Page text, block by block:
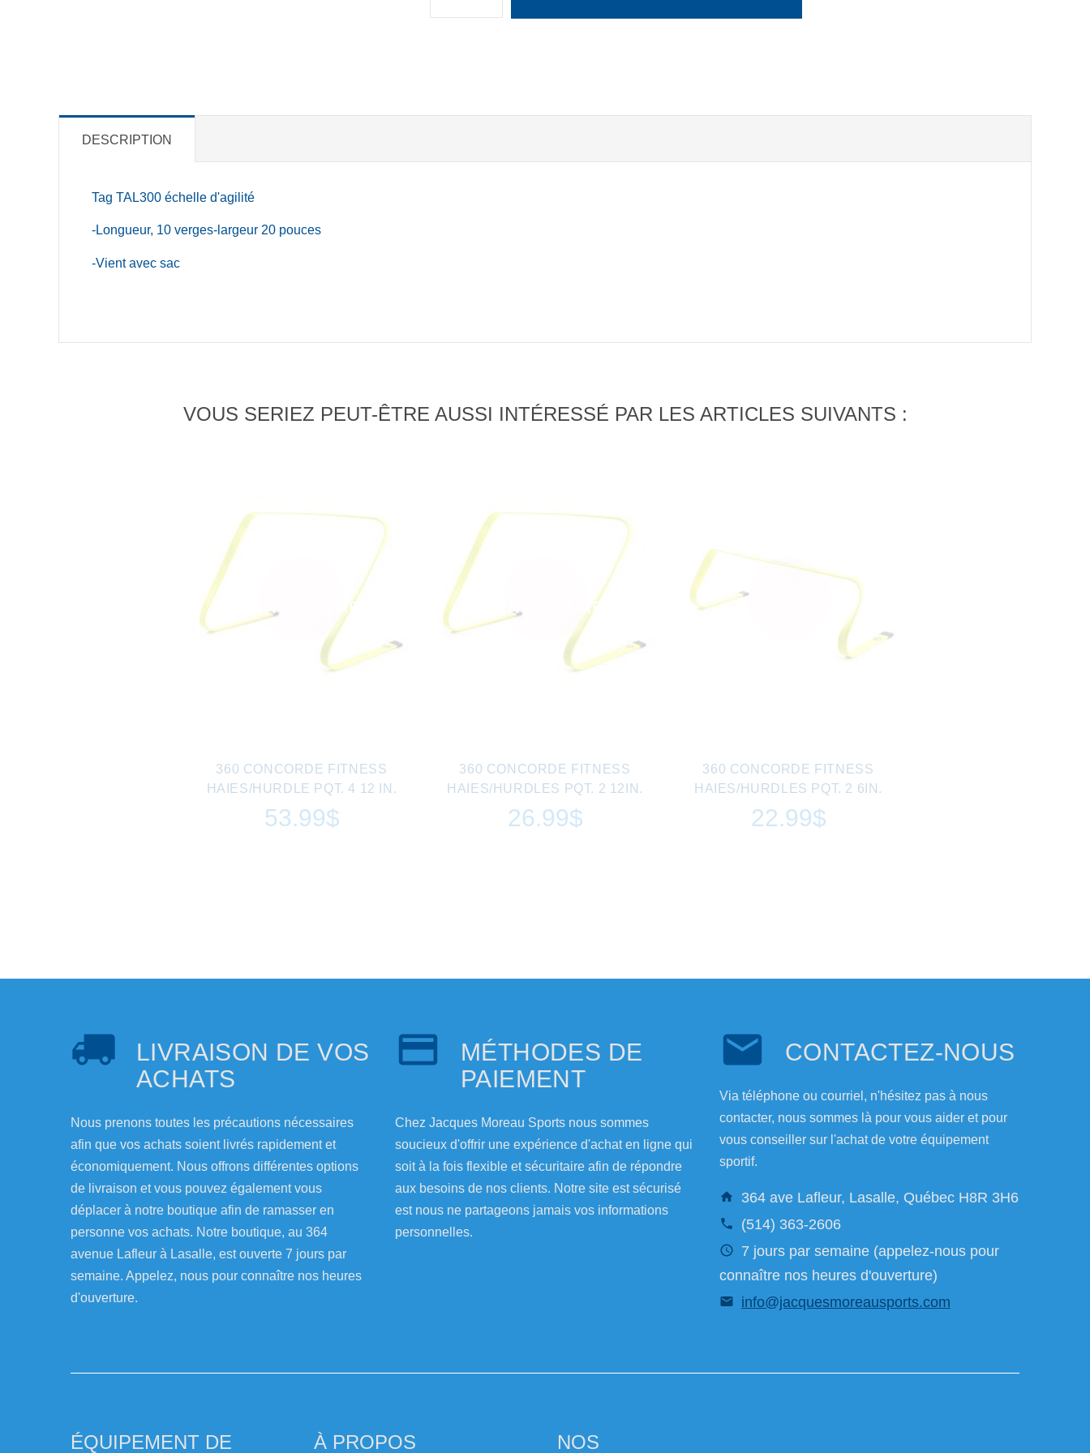
DESCRIPTION
Tag TAL300 échelle d'agilité
-Longueur, 10 verges-largeur 20 pouces
-Vient avec sac
VOUS SERIEZ PEUT-ÊTRE AUSSI INTÉRESSÉ PAR LES ARTICLES SUIVANTS :
INVENTAIRE
360 CONCORDE FITNESS
HAIES/HURDLE PQT. 4 12 IN.
53.99$
INVENTAIRE
360 CONCORDE FITNESS
HAIES/HURDLES PQT. 2 12IN.
26.99$
360 CONCORDE FITNESS
HAIES/HURDLES PQT. 2 6IN.
22.99$
LIVRAISON DE VOS
ACHATS
Nous prenons toutes les précautions nécessaires
afin que vos achats soient livrés rapidement et
économiquement. Nous offrons différentes options
de livraison et vous pouvez également vous
déplacer à notre boutique afin de ramasser en
personne vos achats. Notre boutique, au 364
avenue Lafleur à Lasalle, est ouverte 7 jours par
semaine. Appelez, nous pour connaître nos heures
d'ouverture.
MÉTHODES DE
PAIEMENT
Chez Jacques Moreau Sports nous sommes
soucieux d'offrir une expérience d'achat en ligne qui
soit à la fois flexible et sécuritaire afin de répondre
aux besoins de nos clients. Notre site est sécurisé
est nous ne partageons jamais vos informations
personnelles.
CONTACTEZ-NOUS
Via téléphone ou courriel, n'hésitez pas à nous
contacter, nous sommes là pour vous aider et pour
vous conseiller sur l'achat de votre équipement
sportif.
364 ave Lafleur, Lasalle, Québec H8R 3H6
(514) 363-2606
7 jours par semaine (appelez-nous pour
connaître nos heures d'ouverture)
info@jacquesmoreausports.com
ÉQUIPEMENT DE
À PROPOS
NOS